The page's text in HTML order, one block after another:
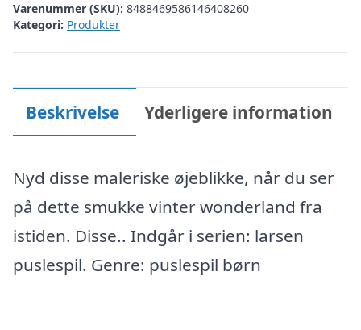
Varenummer (SKU): 8488469586146408260
Kategori: Produkter
Beskrivelse Yderligere information
Nyd disse maleriske øjeblikke, når du ser
på dette smukke vinter wonderland fra
istiden. Disse.. Indgår i serien: larsen
puslespil. Genre: puslespil børn